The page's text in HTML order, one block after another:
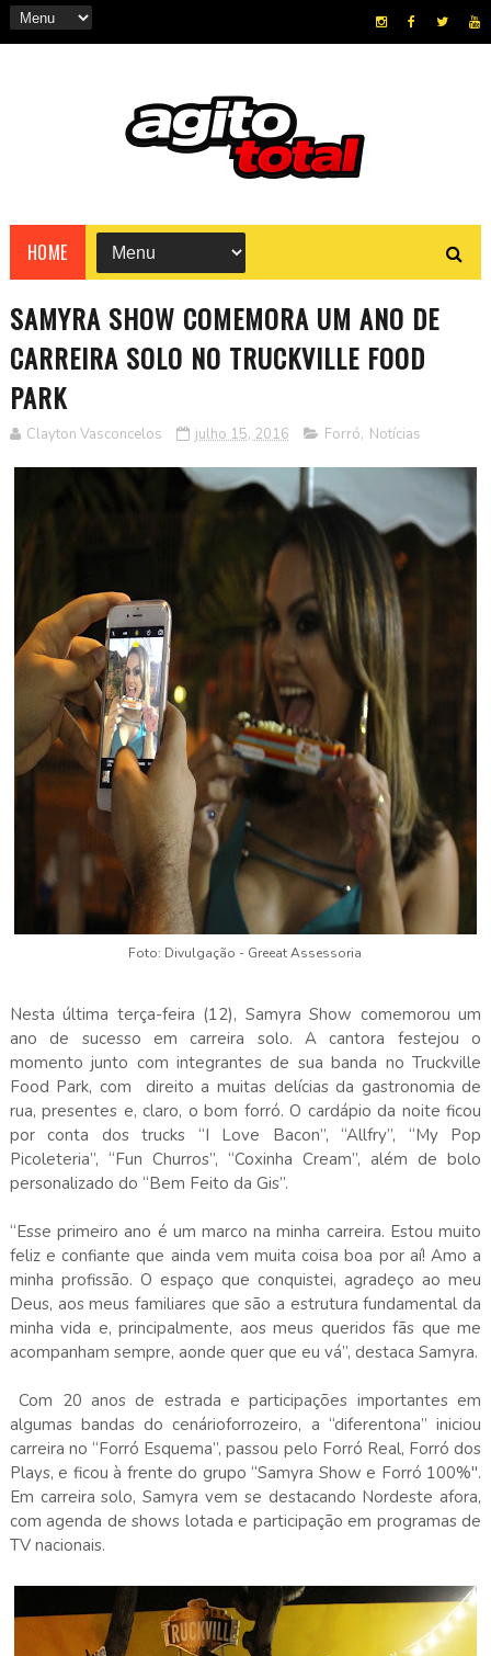
HOME
SAMYRA SHOW COMEMORA UM ANO DE
CARREIRA SOLO NO TRUCKVILLE FOOD
PARK
Clayton Vasconcelos julho 15, 2016 Forró, Notícias
Foto: Divulgação - Greeat Assessoria
Nesta última terça-feira (12), Samyra Show comemorou um
ano de sucesso em carreira solo. A cantora festejou o
momento junto com integrantes de sua banda no Truckville
Food Park, com direito a muitas delícias da gastronomia de
rua, presentes e, claro, o bom forró. O cardápio da noite ficou
por conta dos trucks “I Love Bacon”, “Allfry”, “My Pop
Picoleteria”, “Fun Churros”, “Coxinha Cream”, além de bolo
personalizado do “Bem Feito da Gis”.
“Esse primeiro ano é um marco na minha carreira. Estou muito
feliz e confiante que ainda vem muita coisa boa por aí! Amo a
minha profissão. O espaço que conquistei, agradeço ao meu
Deus, aos meus familiares que são a estrutura fundamental da
minha vida e, principalmente, aos meus queridos fãs que me
acompanham sempre, aonde quer que eu vá”, destaca Samyra.
Com 20 anos de estrada e participações importantes em
algumas bandas do cenárioforrozeiro, a “diferentona” iniciou
carreira no “Forró Esquema”, passou pelo Forró Real, Forró dos
Plays, e ficou à frente do grupo “Samyra Show e Forró 100%".
Em carreira solo, Samyra vem se destacando Nordeste afora,
com agenda de shows lotada e participação em programas de
TV nacionais.